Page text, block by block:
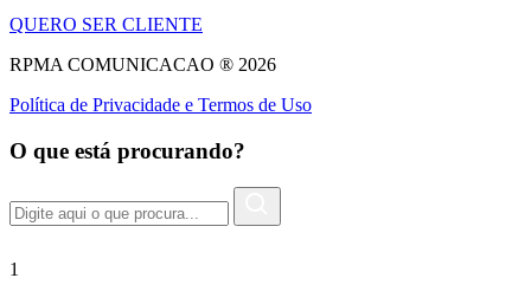
QUERO SER CLIENTE
RPMA COMUNICACAO ® 2026
Política de Privacidade e Termos de Uso
O que está procurando?
1